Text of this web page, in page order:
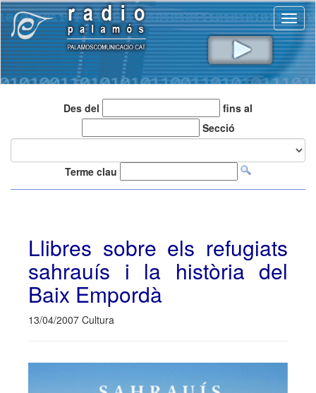
Des del
fins al
Secció
Terme clau
Llibres sobre els refugiats
sahrauís i la història del
Baix Empordà
13/04/2007 Cultura